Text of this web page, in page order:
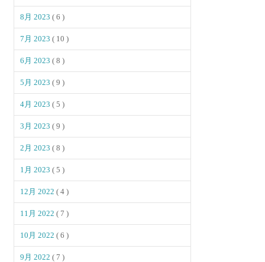
8月 2023( 6 )
7月 2023( 10 )
6月 2023( 8 )
5月 2023( 9 )
4月 2023( 5 )
3月 2023( 9 )
2月 2023( 8 )
1月 2023( 5 )
12月 2022( 4 )
11月 2022( 7 )
10月 2022( 6 )
9月 2022( 7 )